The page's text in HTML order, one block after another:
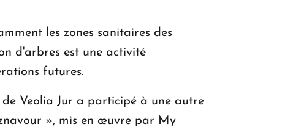
les zones sanitaires des
d'arbres est une activité
futures.
Veolia Jur a participé à une autre
», mis en œuvre par My